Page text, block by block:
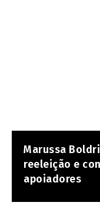
Marussa
reeleição e
apoiadores